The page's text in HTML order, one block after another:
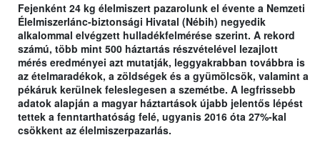
Fejenként 24 kg élelmiszert pazarolunk el évente a Nemzeti
Élelmiszerlánc-biztonsági Hivatal (Nébih) negyedik
alkalommal elvégzett hulladékfelmérése szerint. A rekord
számú, több mint 500 háztartás részvételével lezajlott
mérés eredményei azt mutatják, leggyakrabban továbbra is
az ételmaradékok, a zöldségek és a gyümölcsök, valamint a
pékáruk kerülnek feleslegesen a szemétbe. A legfrissebb
adatok alapján a magyar háztartások újabb jelentős lépést
tettek a fenntarthatóság felé, ugyanis 2016 óta 27%-kal
csökkent az élelmiszerpazarlás.